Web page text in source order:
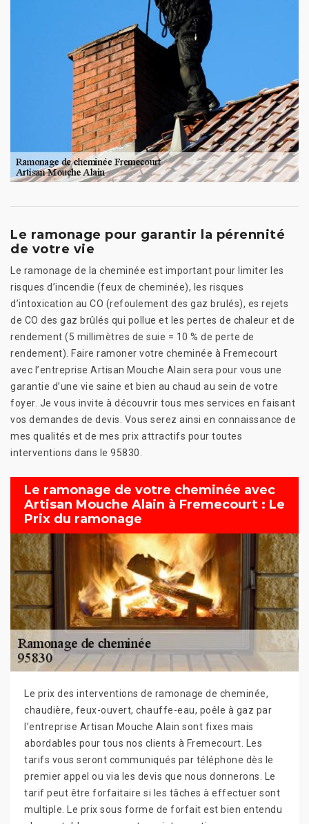
Le ramonage pour garantir la pérennité
de votre vie
Le ramonage de la cheminée est important pour limiter les
risques d’incendie (feux de cheminée), les risques
d’intoxication au CO (refoulement des gaz brulés), es rejets
de CO des gaz brûlés qui pollue et les pertes de chaleur et de
rendement (5 millimètres de suie = 10 % de perte de
rendement). Faire ramoner votre cheminée à Fremecourt
avec l’entreprise Artisan Mouche Alain sera pour vous une
garantie d’une vie saine et bien au chaud au sein de votre
foyer. Je vous invite à découvrir tous mes services en faisant
vos demandes de devis. Vous serez ainsi en connaissance de
mes qualités et de mes prix attractifs pour toutes
interventions dans le 95830.
Le ramonage de votre cheminée avec
Artisan Mouche Alain à Fremecourt : Le
Prix du ramonage
Le prix des interventions de ramonage de cheminée,
chaudière, feux-ouvert, chauffe-eau, poêle à gaz par
l’entreprise Artisan Mouche Alain sont fixes mais
abordables pour tous nos clients à Fremecourt. Les
tarifs vous seront communiqués par téléphone dès le
premier appel ou via les devis que nous donnerons. Le
tarif peut être forfaitaire si les tâches à effectuer sont
multiple. Le prix sous forme de forfait est bien entendu